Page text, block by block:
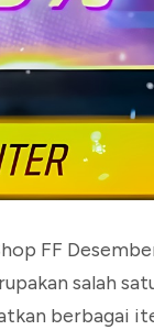
FF
salah
berbagai